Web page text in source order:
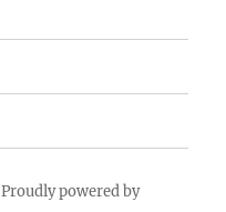
Proudly powered by